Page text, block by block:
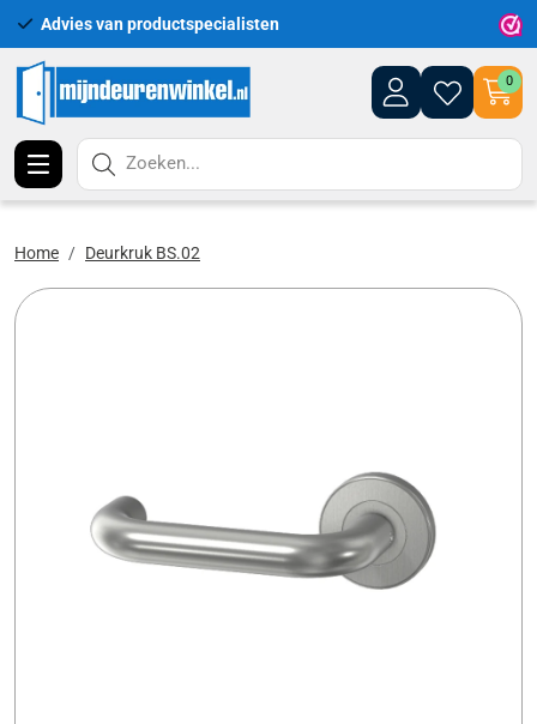
Advies van productspecialisten
0
Zoeken...
Home Deurkruk BS.02